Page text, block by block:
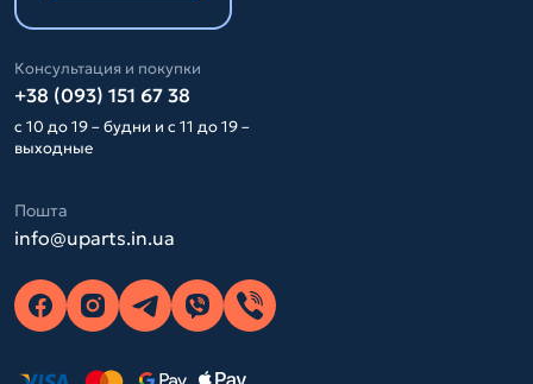
Консультация и покупки
+38 (093) 151 67 38
с 10 до 19 – будни и с 11 до 19 –
выходные
Пошта
info@uparts.in.ua